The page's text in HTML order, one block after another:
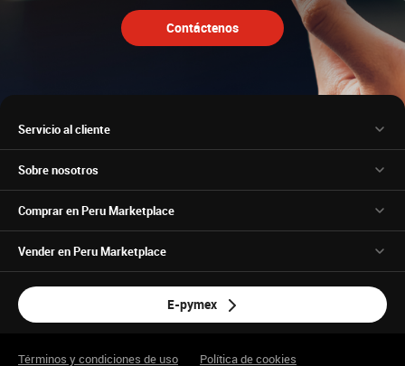
Contáctenos
Servicio al cliente
Sobre nosotros
Comprar en Peru Marketplace
Vender en Peru Marketplace
E-pymex
Términos y condiciones de uso Política de cookies